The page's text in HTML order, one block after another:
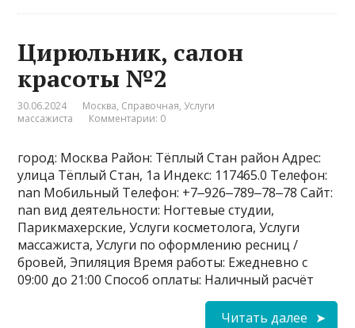
Цирюльник, салон
красоты №2
30.06.2024 Москва, Справочная, Услуги
массажиста
Комментарии: 0
город: Москва Район: Тёплый Стан район Адрес:
улица Тёплый Стан, 1а Индекс: 117465.0 Телефон:
nan Мобильный Телефон: +7‒926‒789‒78‒78 Сайт:
nan вид деятельности: Ногтевые студии,
Парикмахерские, Услуги косметолога, Услуги
массажиста, Услуги по оформлению ресниц /
бровей, Эпиляция Время работы: Ежедневно с
09:00 до 21:00 Способ оплаты: Наличный расчёт
Читать далее